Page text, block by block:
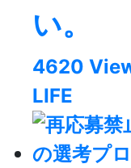
い。
4620
LIFE